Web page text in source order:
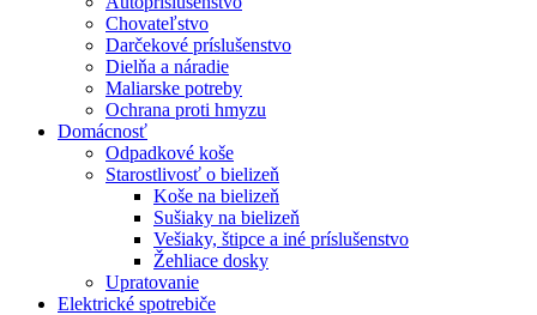
Chovateľstvo
Darčekové príslušenstvo
Dielňa a náradie
Maliarske potreby
Ochrana proti hmyzu
Domácnosť
Odpadkové koše
Starostlivosť o bielizeň
Koše na bielizeň
Sušiaky na bielizeň
Vešiaky, štipce a iné príslušenstvo
Žehliace dosky
Upratovanie
Elektrické spotrebiče